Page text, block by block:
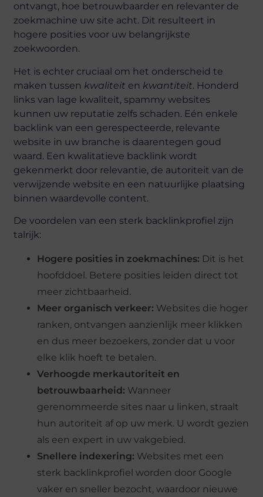
ontvangt, hoe betrouwbaarder en relevanter de
zoekmachine uw site acht. Dit resulteert in
hogere posities voor uw belangrijkste
zoekwoorden.
Het is echter cruciaal om het onderscheid te
maken tussen kwaliteit en kwantiteit. Honderd
links van lage kwaliteit, spammy websites
kunnen uw reputatie zelfs schaden. Eén enkele
backlink van een gerespecteerde, relevante
website in uw branche is daarentegen goud
waard. Een kwalitatieve backlink wordt
gekenmerkt door relevantie, de autoriteit van de
verwijzende website en een natuurlijke plaatsing
binnen waardevolle content.
De voordelen van een sterk backlinkprofiel zijn
talrijk:
Hogere posities in zoekmachines: Dit is het
hoofddoel. Betere posities leiden direct tot
meer zichtbaarheid.
Meer organisch verkeer: Websites die hoger
ranken, ontvangen aanzienlijk meer klikken
en dus meer bezoekers, zonder dat u voor
elke klik hoeft te betalen.
Verhoogde merkautoriteit en
betrouwbaarheid: Wanneer
gerenommeerde sites naar u linken, straalt
hun autoriteit af op uw merk. U wordt gezien
als een expert in uw vakgebied.
Snellere indexering: Websites met een
sterk backlinkprofiel worden door Google
vaker en sneller bezocht, waardoor nieuwe